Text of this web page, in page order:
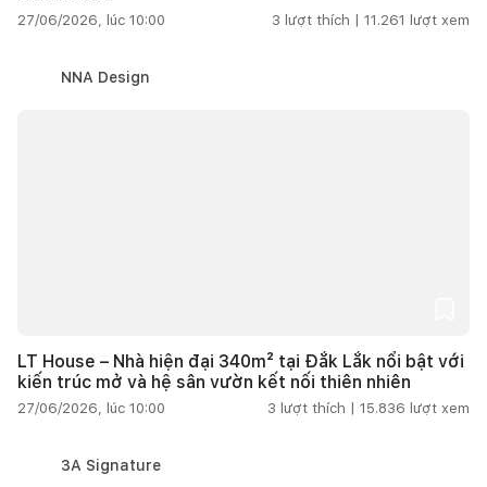
27/06/2026, lúc 10:00 3 lượt thích | 11.261 lượt xem
NNA Design
LT House – Nhà hiện đại 340m² tại Đắk Lắk nổi bật với
kiến trúc mở và hệ sân vườn kết nối thiên nhiên
27/06/2026, lúc 10:00 3 lượt thích | 15.836 lượt xem
3A Signature